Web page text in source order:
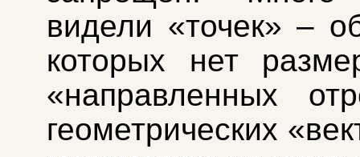
видели «точек» –
которых нет
«направленных
геометрических